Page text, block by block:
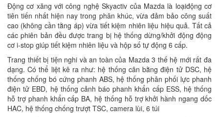
Động cơ xăng với công nghệ Skyactiv của Mazda là loạiđộng cơ
tiên tiến nhất hiện nay trong phân khúc, vừa đảm bảo công suất
cao (không cần tằng áp) vừa tiết kiệm nhiên liệu hiệu quả. Tất cả
các phiên bản đều được trang bị hệ thống dừng/khởi động động
cơ i-stop giúp tiết kiệm nhiên liệu và hộp số tự động 6 cấp.
Trang thiết bị tiện nghi và an toàn của Mazda 3 thế hệ mới rất đa
dạng. Có thể liệt kê ra như: hệ thống cân bằng điện tử DSC, hệ
thống chống bó cứng phanh ABS, hệ thống phân phối lực phanh
điện tử EBD, hệ thống cảnh báo phanh khẩn cấp ESS, hệ thống
hỗ trợ phanh khẩn cấp BA, hệ thống hỗ trợ khởi hành ngang dốc
HAC, hệ thống chống trượt TSC, camera lùi, 6 túi